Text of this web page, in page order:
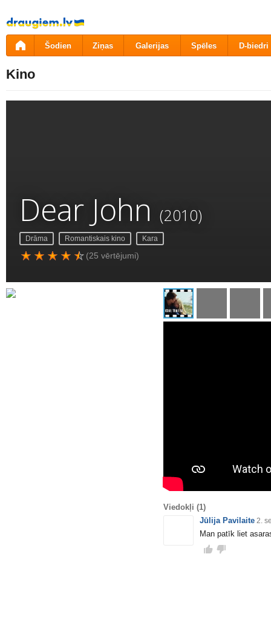
Pāriet
uz
saturu
Šodien Ziņas Galerijas Spēles D-biedri
Kino
Dear John (2010)
Drāma Romantiskais kino Kara
(25 vērtējumi)
Viedokļi (1)
Jūlija Pavilaite 2.
Man patīk liet